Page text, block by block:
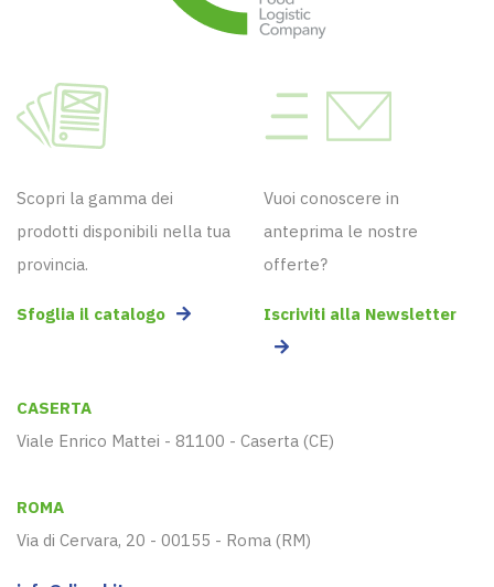
Scopri la gamma dei
prodotti disponibili nella tua
provincia.
Sfoglia il catalogo
Vuoi conoscere in
anteprima le nostre
offerte?
Iscriviti alla Newsletter
CASERTA
Viale Enrico Mattei - 81100 - Caserta (CE)
ROMA
Via di Cervara, 20 - 00155 - Roma (RM)